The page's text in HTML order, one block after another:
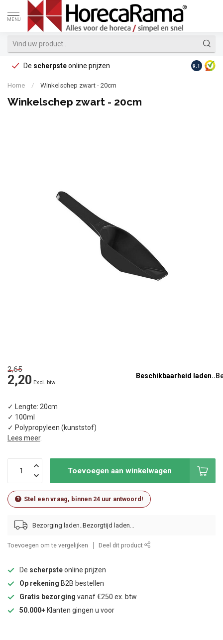
MENU
De scherpsteonline prijzen Op
9.1
Home / Winkelschep zwart - 20cm
Winkelschep zwart - 20cm
2,65
2,20 Excl. btw
Beschikbaarheid laden..
✓ Lengte: 20cm
✓ 100ml
✓ Polypropyleen (kunststof)
Lees meer.
Toevoegen aan winkelwagen
Stel een vraag, binnen 24 uur antwoord!
Bezorging laden..
Toevoegen om te vergelijken Deel dit product
De scherpsteonline prijzen
Op rekening B2B bestellen
Gratis bezorging vanaf €250 ex. btw
50.000+ Klanten gingen u voor